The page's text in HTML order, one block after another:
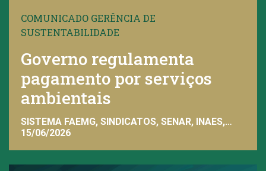
COMUNICADO GERÊNCIA DE
SUSTENTABILIDADE
Governo regulamenta
pagamento por serviços
ambientais
SISTEMA FAEMG, SINDICATOS, SENAR, INAES,
FAEMG
15/06/2026